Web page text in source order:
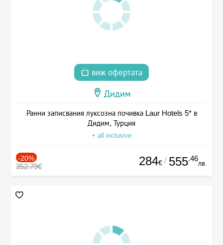
виж офертата
Дидим
Ранни записвания луксозна почивка Laur Hotels 5* в
Дидим, Турция
+ all inclusive
-20%
352.79€ 284€ / 555.46
лв.